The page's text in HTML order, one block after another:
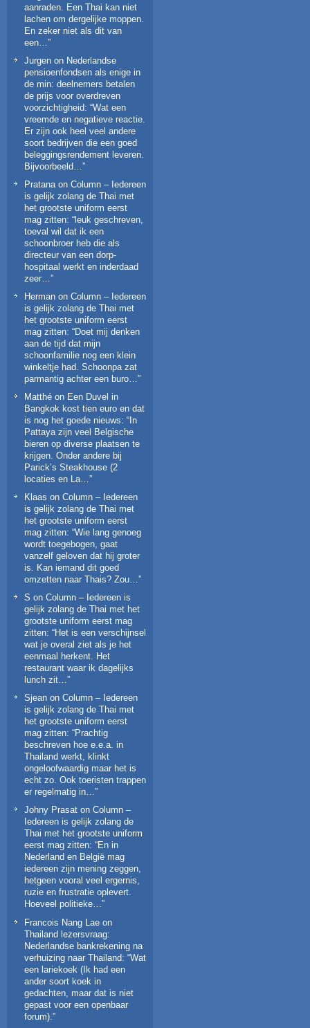
aanraden. Een Thai kan niet
lachen om dergelijke moppen.
En zeker niet als dit van
een… ”
Jurgen on Nederlandse
pensioenfondsen als enige in
de min: deelnemers betalen
de prijs voor overdreven
voorzichtigheid: “Wat een
vreemde en negatieve reactie.
Er zijn ook heel veel andere
soort bedrijven die een goed
beleggingsrendement leveren.
Bijvoorbeeld… ”
Pratana on Column – Iedereen
is gelijk zolang de Thai met
het grootste uniform eerst
mag zitten: “ leuk geschreven,
toeval wil dat ik een
schoonbroer heb die als
directeur van een dorp-
hospitaal werkt en inderdaad
zeer… ”
Herman on Column – Iedereen
is gelijk zolang de Thai met
het grootste uniform eerst
mag zitten: “Doet mij denken
aan de tijd dat mijn
schoonfamilie nog een klein
winkeltje had. Schoonpa zat
parmantig achter een buro… ”
Matthé on Een Duvel in
Bangkok kost tien euro en dat
is nog het goede nieuws: “ In
Pattaya zijn veel Belgische
bieren op diverse plaatsen te
krijgen. Onder andere bij
Parick’s Steakhouse (2
locaties en La…”
Klaas on Column – Iedereen
is gelijk zolang de Thai met
het grootste uniform eerst
mag zitten: “Wie lang genoeg
wordt toegebogen, gaat
vanzelf geloven dat hij groter
is. Kan iemand dit goed
omzetten naar Thais? Zou…”
S on Column – Iedereen is
gelijk zolang de Thai met het
grootste uniform eerst mag
zitten: “Het is een verschijnsel
wat je overal ziet als je het
eenmaal herkent. Het
restaurant waar ik dagelijks
lunch zit…”
Sjean on Column – Iedereen
is gelijk zolang de Thai met
het grootste uniform eerst
mag zitten: “Prachtig
beschreven hoe e.e.a. in
Thailand werkt, klinkt
ongeloofwaardig maar het is
echt zo. Ook toeristen trappen
er regelmatig in…”
Johny Prasat on Column –
Iedereen is gelijk zolang de
Thai met het grootste uniform
eerst mag zitten: “En in
Nederland en België mag
iedereen zijn mening zeggen,
hetgeen vooral veel ergernis,
ruzie en frustratie oplevert.
Hoeveel politieke…”
Francois Nang Lae on
Thailand lezersvraag:
Nederlandse bankrekening na
verhuizing naar Thailand: “Wat
een lariekoek (Ik had een
ander soort koek in
gedachten, maar dat is niet
gepast voor een openbaar
forum). ”